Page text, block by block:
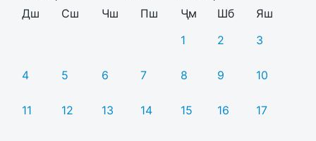
Дш
Сш Чш Пш Ҷм Шб
Яш
1
2 3
4 5 6 7 8 9 10
11 12 13 14 15 16 17